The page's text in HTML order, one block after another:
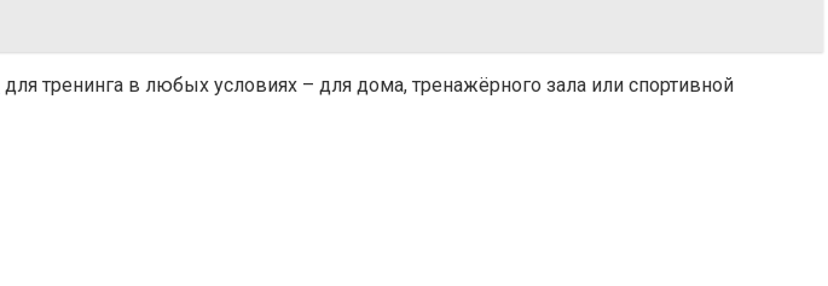
для тренинга в любых условиях – для дома, тренажёрного зала или спортивной